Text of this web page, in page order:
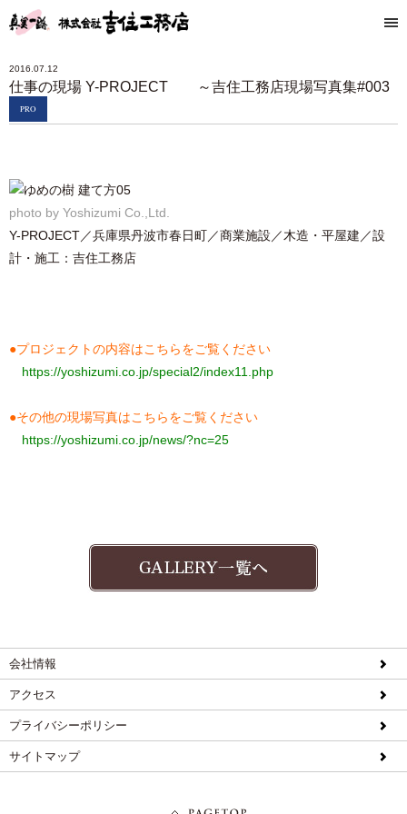
2016.07.12
仕事の現場 Y-PROJECT ～吉住工務店現場写真集#003
PRO
photo by Yoshizumi Co.,Ltd.
Y-PROJECT／兵庫県丹波市春日町／商業施設／木造・平屋建／設
計・施工：吉住工務店
●プロジェクトの内容はこちらをご覧ください
https://yoshizumi.co.jp/special2/index11.php
●その他の現場写真はこちらをご覧ください
https://yoshizumi.co.jp/news/?nc=25
会社情報
アクセス
プライバシーポリシー
サイトマップ